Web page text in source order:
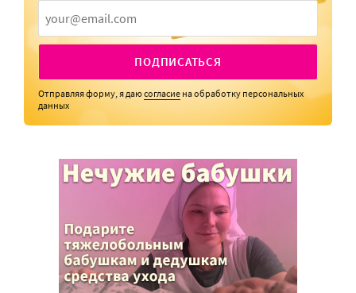
ПОДПИСАТЬСЯ
Отправляя форму, я даюсогласие на обработку персональных
данных